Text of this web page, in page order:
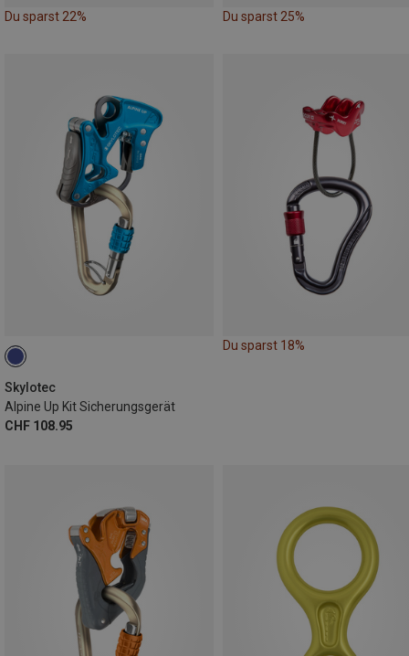
Du sparst 22% Du sparst 25%
Skylotec
Alpine Up Kit Sicherungsgerät
CHF 108.95
Du sparst 18%